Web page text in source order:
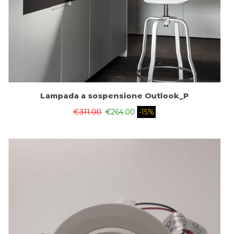
Lampada a sospensione Outlook_P
€311.00 €264.00 -15%